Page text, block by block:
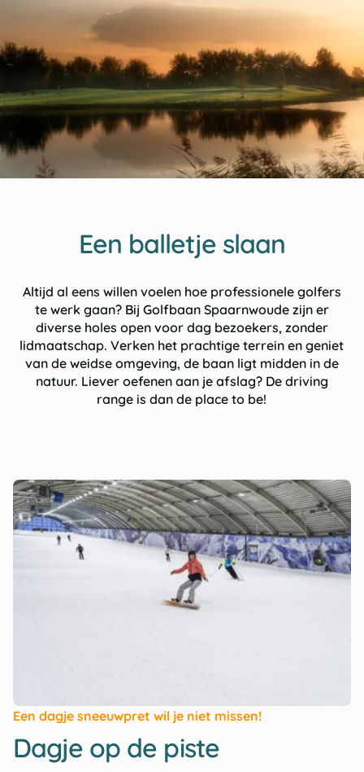
Een balletje slaan
Altijd al eens willen voelen hoe professionele golfers
te werk gaan? Bij Golfbaan Spaarnwoudezijn er
diverse holes open voor dag bezoekers, zonder
lidmaatschap. Verken het prachtige terrein en geniet
van de weidse omgeving, de baan ligt midden in de
natuur. Liever oefenen aan je afslag? De driving
range is dan de place to be!
Een dagje sneeuwpret wil je niet missen!
Dagje op de piste